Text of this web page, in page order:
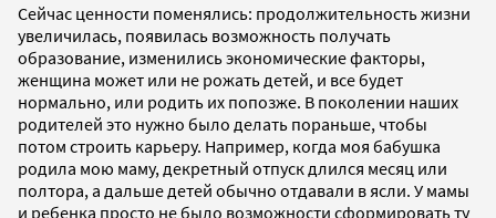
Сейчас ценности поменялись: продолжительность жизни
увеличилась, появилась возможность получать
образование, изменились экономические факторы,
женщина может или не рожать детей, и все будет
нормально, или родить их попозже. В поколении наших
родителей это нужно было делать пораньше, чтобы
потом строить карьеру. Например, когда моя бабушка
родила мою маму, декретный отпуск длился месяц или
полтора, а дальше детей обычно отдавали в ясли. У мамы
и ребенка просто не было возможности сформировать ту